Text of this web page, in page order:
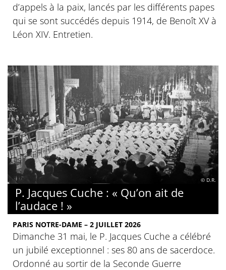
d’appels à la paix, lancés par les différents papes
qui se sont succédés depuis 1914, de Benoît XV à
Léon XIV. Entretien.
© D.R.
P. Jacques Cuche : « Qu’on ait de
l’audace ! »
PARIS NOTRE-DAME – 2 JUILLET 2026
Dimanche 31 mai, le P. Jacques Cuche a célébré
un jubilé exceptionnel : ses 80 ans de sacerdoce.
Ordonné au sortir de la Seconde Guerre